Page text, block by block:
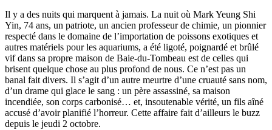
Il y a des nuits qui marquent à jamais. La nuit où Mark Yeung Shi
Yin, 74 ans, un patriote, un ancien professeur de chimie, un pionnier
respecté dans le domaine de l’importation de poissons exotiques et
autres matériels pour les aquariums, a été ligoté, poignardé et brûlé
vif dans sa propre maison de Baie-du-Tombeau est de celles qui
brisent quelque chose au plus profond de nous. Ce n’est pas un
banal fait divers. Il s’agit d’un autre meurtre d’une cruauté sans nom,
d’un drame qui glace le sang : un père assassiné, sa maison
incendiée, son corps carbonisé… et, insoutenable vérité, un fils aîné
accusé d’avoir planifié l’horreur. Cette affaire fait d’ailleurs le buzz
depuis le jeudi 2 octobre.